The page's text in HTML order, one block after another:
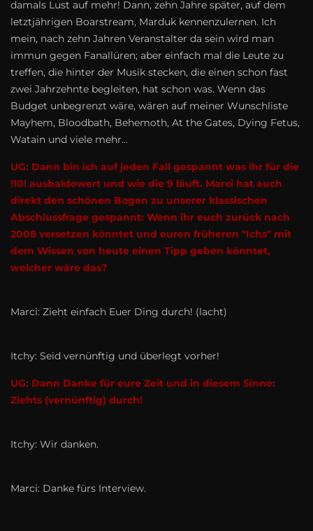
damals Lust auf mehr! Dann, zehn Jahre später, auf dem
letztjährigen Boarstream, Marduk kennenzulernen. Ich
mein, nach zehn Jahren Veranstalter da sein wird man
immun gegen Fanallüren; aber einfach mal die Leute zu
treffen, die hinter der Musik stecken, die einen schon fast
zwei Jahrzehnte begleiten, hat schon was. Wenn das
Budget unbegrenzt wäre, wären auf meiner Wunschliste
Mayhem, Bloodbath, Behemoth, At the Gates, Dying Fetus,
Watain und viele mehr...
UG: Dann bin ich auf jeden Fall gespannt was ihr für die
!10! ausbaldowert und wie die 9 läuft. Marci hat auch
direkt den schönen Bogen zu unserer klassischen
Abschlussfrage gespannt: Wenn ihr euch zurück nach
2008 versetzen könntet und euren früheren "Ichs" mit
dem Wissen von heute einen Tipp geben könntet,
welcher wäre das?
Marci: Zieht einfach Euer Ding durch! (lacht)
Itchy: Seid vernünftig und überlegt vorher!
UG: Dann Danke für eure Zeit und in diesem Sinne:
Ziehts (vernünftig) durch!
Itchy: Wir danken.
Marci: Danke fürs Interview.